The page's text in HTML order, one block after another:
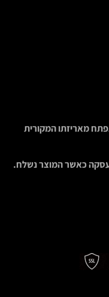
עסקה כאשר המוצר נשלח.